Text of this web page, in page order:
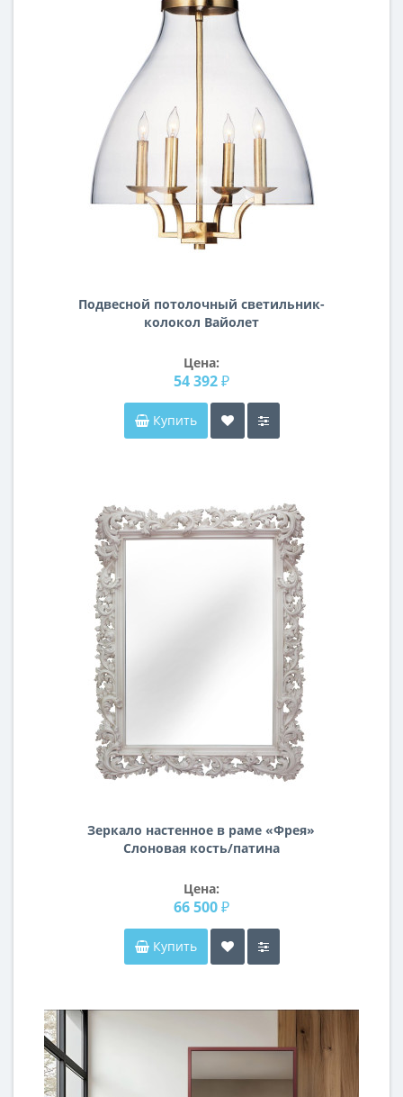
Подвесной потолочный светильник-
колокол Вайолет
Цена:
54 392 ₽
Купить
Зеркало настенное в раме «Фрея»
Слоновая кость/патина
Цена:
66 500 ₽
Купить